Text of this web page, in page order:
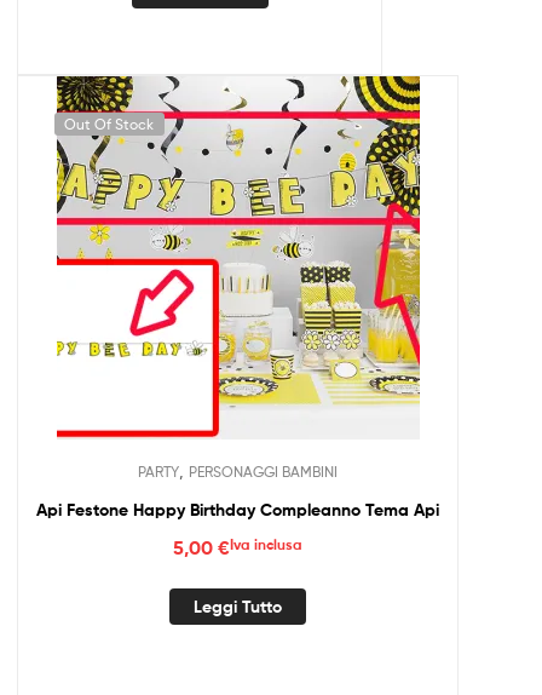
Out Of Stock
PARTY PERSONAGGI BAMBINI
Api Festone Happy Birthday Compleanno Tema Api
5,00 €Iva inclusa
Leggi Tutto